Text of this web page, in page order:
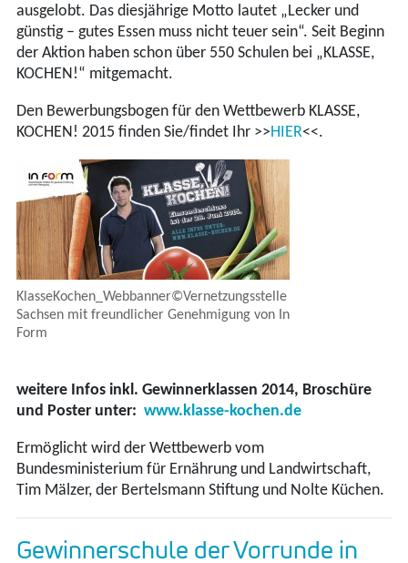
ausgelobt. Das diesjährige Motto lautet „Lecker und
günstig – gutes Essen muss nicht teuer sein“. Seit Beginn
der Aktion haben schon über 550 Schulen bei „KLASSE,
KOCHEN!“ mitgemacht.
Den Bewerbungsbogen für den Wettbewerb KLASSE,
KOCHEN! 2015 finden Sie/findet Ihr >>HIER<<.
KlasseKochen_Webbanner©Vernetzungsstelle
Sachsen mit freundlicher Genehmigung von In
Form
weitere Infos inkl. Gewinnerklassen 2014, Broschüre
und Poster unter: www.klasse-kochen.de
Ermöglicht wird der Wettbewerb vom
Bundesministerium für Ernährung und Landwirtschaft,
Tim Mälzer, der Bertelsmann Stiftung und Nolte Küchen.
Gewinnerschule der Vorrunde in